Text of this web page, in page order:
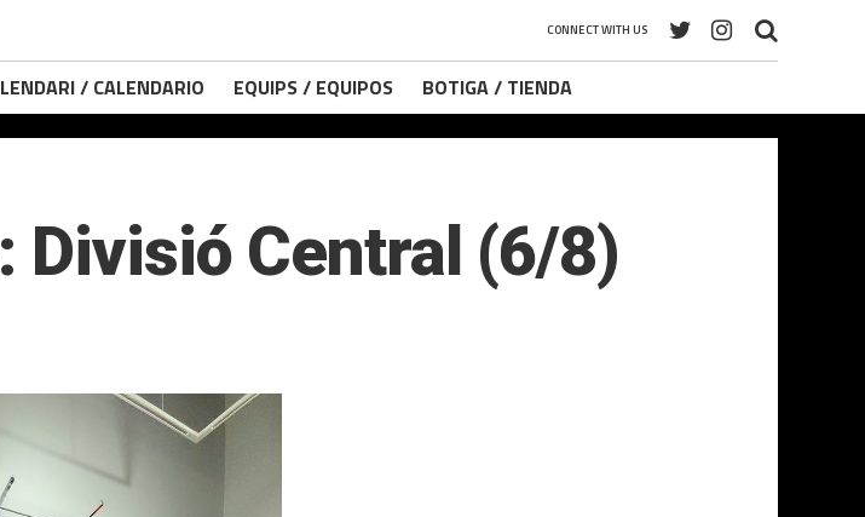
CONNECT WITH US
/ CALENDARIO EQUIPS / EQUIPOS BOTIGA / TIENDA
Divisió Central (6/8)